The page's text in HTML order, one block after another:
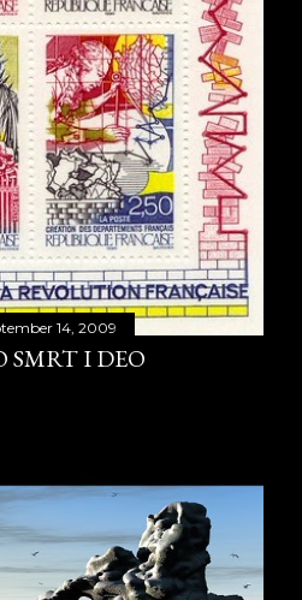
14, 2009
SMRT I DEO